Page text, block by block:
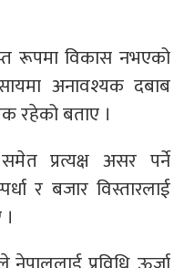
रूपमा विकास नभएको
अनावश्यक दबाब
रहेको बताए ।
प्रत्यक्ष असर पर्ने
र बजार विस्तारलाई